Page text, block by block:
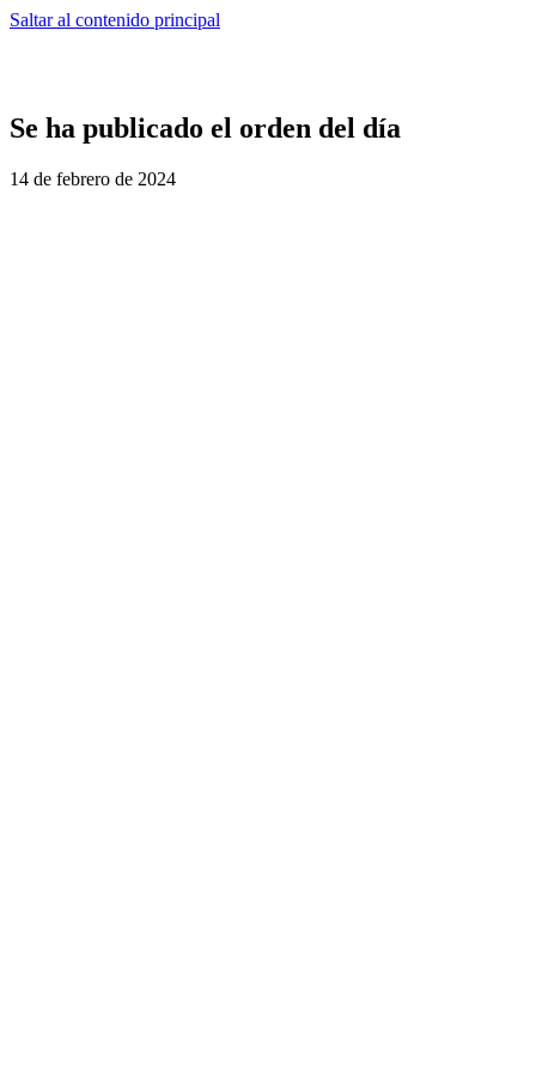
Saltar al contenido principal
Se ha publicado el orden del día
14 de febrero de 2024